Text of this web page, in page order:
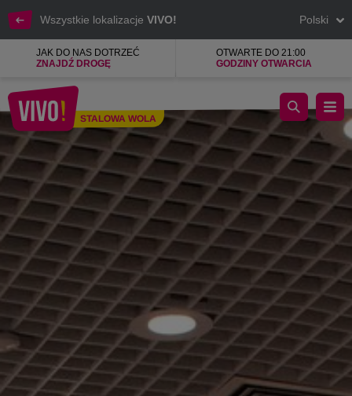
Wszystkie lokalizacje VIVO! Polski
JAK DO NAS DOTRZEĆ
ZNAJDŹ DROGĘ
OTWARTE DO 21:00
GODZINY OTWARCIA
Stalowa Wola
STALOWA WOLA
Markowe zegarki - damskie i męskie